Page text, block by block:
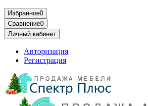
Избранное0
Сравнение0
Личный кабинет
Авторизация
Регистрация